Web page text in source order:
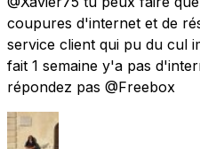
coupures d'internet et de
service client qui pu du cul
fait 1 semaine y'a pas
répondez pas @Freebox